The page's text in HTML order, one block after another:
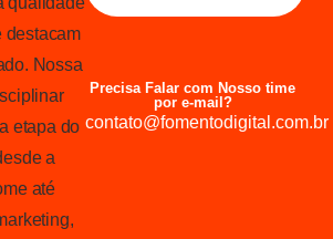
destacam
Nossa
etapa do
a
até
Precisa Falar com Nosso time
por e-mail?
contato@fomentodigital.com.br